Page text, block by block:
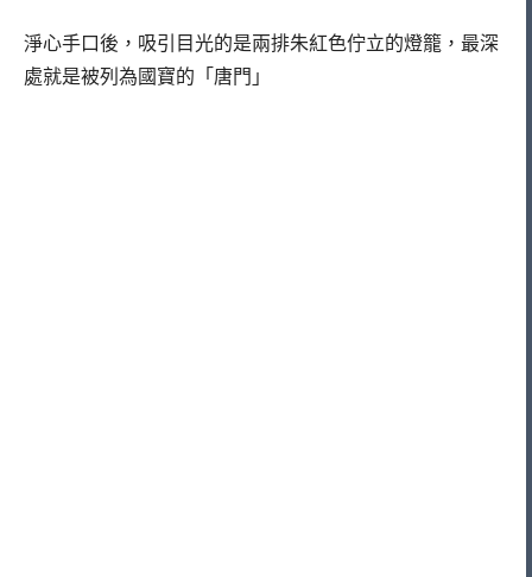
淨心手口後，吸引目光的是兩排朱紅色佇立的燈籠，最深
處就是被列為國寶的「唐門」